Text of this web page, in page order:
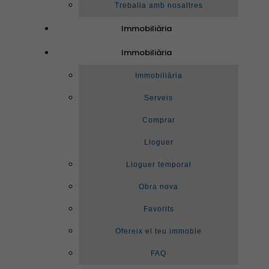
Treballa amb nosaltres
Immobiliària
Immobiliària
Immobiliària
Serveis
Comprar
Lloguer
Lloguer temporal
Obra nova
Favorits
Ofereix el teu immoble
FAQ